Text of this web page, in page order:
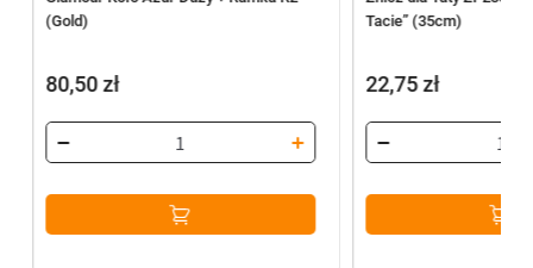
(Gold)
80,50zł
Tacie” (35cm)
22,75zł